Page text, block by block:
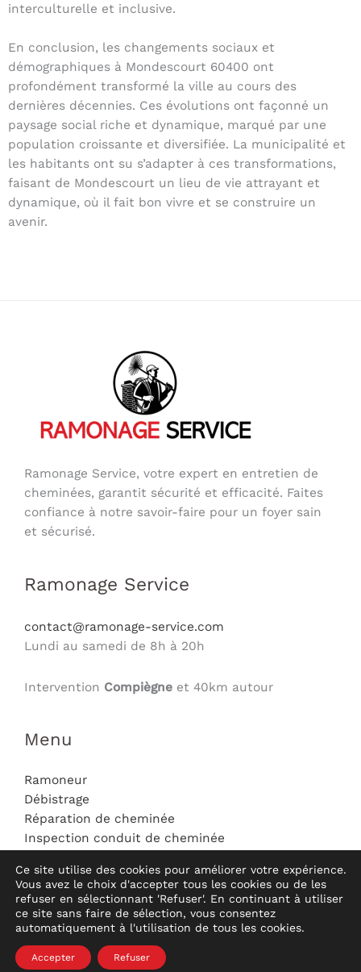
interculturelle et inclusive.
En conclusion, les changements sociaux et
démographiques à Mondescourt 60400 ont
profondément transformé la ville au cours des
dernières décennies. Ces évolutions ont façonné un
paysage social riche et dynamique, marqué par une
population croissante et diversifiée. La municipalité et
les habitants ont su s’adapter à ces transformations,
faisant de Mondescourt un lieu de vie attrayant et
dynamique, où il fait bon vivre et se construire un
avenir.
Ramonage Service, votre expert en entretien de
cheminées, garantit sécurité et efficacité. Faites
confiance à notre savoir-faire pour un foyer sain
et sécurisé.
Ramonage Service
contact@ramonage-service.com
Lundi au samedi de 8h à 20h
Intervention Compiègne et 40km autour
Menu
Ramoneur
Débistrage
Réparation de cheminée
Inspection conduit de cheminée
Contact
© Hauméa Digital | Tous droits réservés
Ce site utilise des cookies pour améliorer votre expérience.
Vous avez le choix d'accepter tous les cookies ou de les
refuser en sélectionnant 'Refuser'. En continuant à utiliser
ce site sans faire de sélection, vous consentez
automatiquement à l'utilisation de tous les cookies.
Accepter Refuser